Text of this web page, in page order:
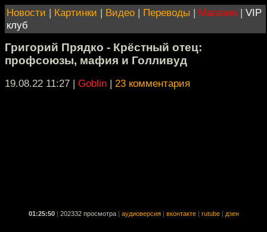
Новости | Картинки | Видео | Переводы | Магазин | VIP
клуб
Григорий Прядко - Крёстный отец:
профсоюзы, мафия и Голливуд
19.08.22 11:27 | Goblin | 23 комментария
01:25:50 202332 просмотра аудиоверсия вконтакте rutube дзен